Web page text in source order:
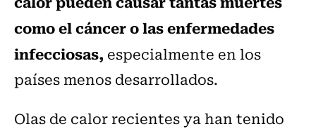
como el cáncer o las enfermedades
infecciosas,especialmente en los
países menos desarrollados.
Olas de calor recientes ya han tenido